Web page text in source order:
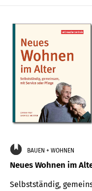
BAUEN + WOHNEN
Neues Wohnen im
Selbstständig,